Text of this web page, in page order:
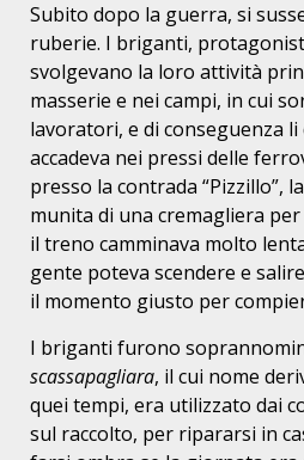
Subito dopo la guerra, si
ruberie. I briganti,
svolgevano la loro attività
masserie e nei campi, in cui
lavoratori, e di conseguenza
accadeva nei pressi delle
presso la contrada “Pizzillo”,
munita di una cremagliera
il treno camminava molto
gente poteva scendere e
il momento giusto per
I briganti furono
scassapagliara, il cui nome
quei tempi, era utilizzato dai
sul raccolto, per ripararsi in